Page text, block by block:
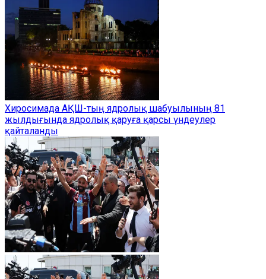
Хиросимада АҚШ-тың ядролық шабуылының 81
жылдығында ядролық қаруға қарсы үндеулер
қайталанды